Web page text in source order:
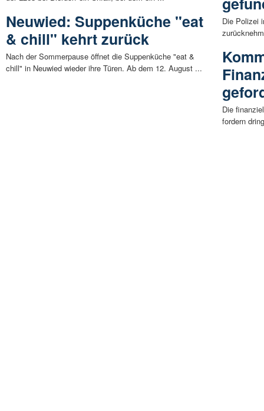
Neuwied: Suppenküche "eat
& chill" kehrt zurück
Nach der Sommerpause öffnet die Suppenküche "eat &
chill" in Neuwied wieder ihre Türen. Ab dem 12. August ...
Die Polizei
Die
fordern